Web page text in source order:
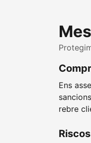
Ens
rebre